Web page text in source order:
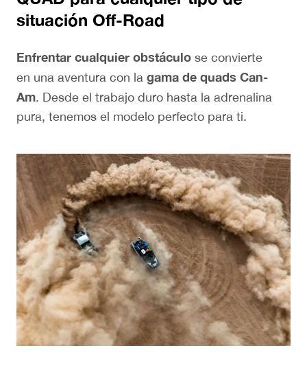
situación Off-Road
Enfrentar cualquier obstáculo se convierte
en una aventura con la gama de quads Can-
Am. Desde el trabajo duro hasta la adrenalina
pura, tenemos el modelo perfecto para ti.